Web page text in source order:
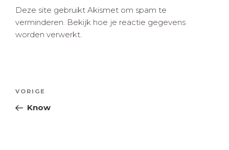
Deze site gebruikt Akismet om spam te
verminderen. Bekijk hoe je reactie gegevens
worden verwerkt.
Vorig
bericht
VORIGE
Know